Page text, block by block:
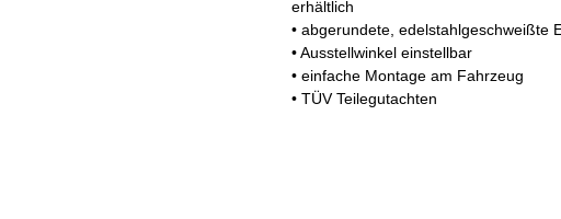
erhältlich
• abgerundete, edelstahlgeschweißte
• Ausstellwinkel einstellbar
• einfache Montage am Fahrzeug
• TÜV Teilegutachten